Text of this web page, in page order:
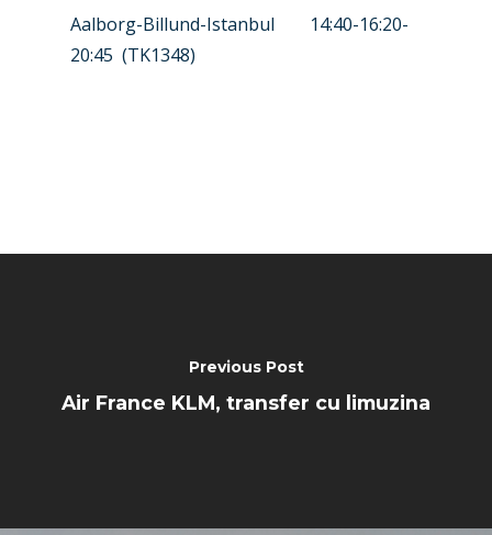
Aalborg-Billund-Istanbul
14:40-16:20-
20:45 (TK1348)
Previous Post
Air France KLM, transfer cu limuzina
Paris 2025
Military